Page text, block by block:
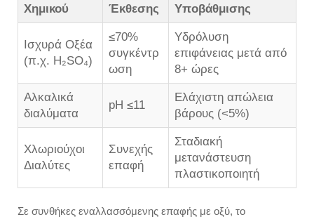
Χημικού
Έκθεσης
Υποβάθμισης
Ισχυρά Οξέα
(π.χ. H₂SO₄)
≤70%
συγκέντρ
ωση
Υδρόλυση
επιφάνειας μετά από
8+ ώρες
Αλκαλικά
διαλύματα
pH ≤11
Ελάχιστη απώλεια
βάρους (<5%)
Χλωριούχοι
Διαλύτες
Συνεχής
επαφή
Σταδιακή
μετανάστευση
πλαστικοποιητή
Σε συνθήκες εναλλασσόμενης επαφής με οξύ, το